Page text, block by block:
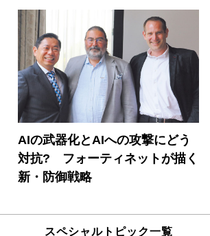
AIの武器化とAIへの攻撃にどう
対抗? フォーティネットが描く
新・防御戦略
スペシャルトピック一覧